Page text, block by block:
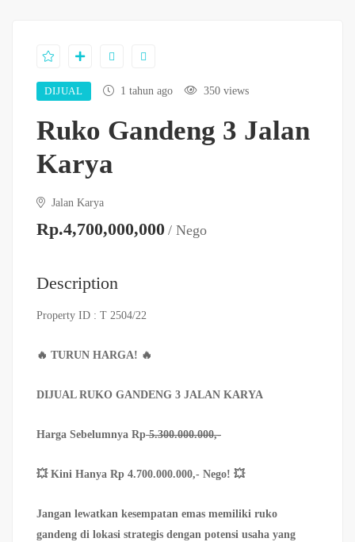
DIJUAL 1 tahun ago 350 views
Ruko Gandeng 3 Jalan
Karya
Jalan Karya
Rp.4,700,000,000 / Nego
Description
Property ID : T 2504/22
🔥 TURUN HARGA! 🔥
DIJUAL RUKO GANDENG 3 JALAN KARYA
Harga Sebelumnya Rp5.300.000.000,-
💥 Kini Hanya Rp 4.700.000.000,- Nego! 💥
Jangan lewatkan kesempatan emas memiliki ruko
gandeng di lokasi strategis dengan potensi usaha yang